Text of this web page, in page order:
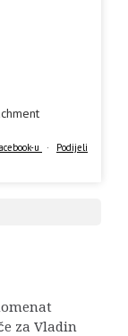
u · Podijeli
za Vladin